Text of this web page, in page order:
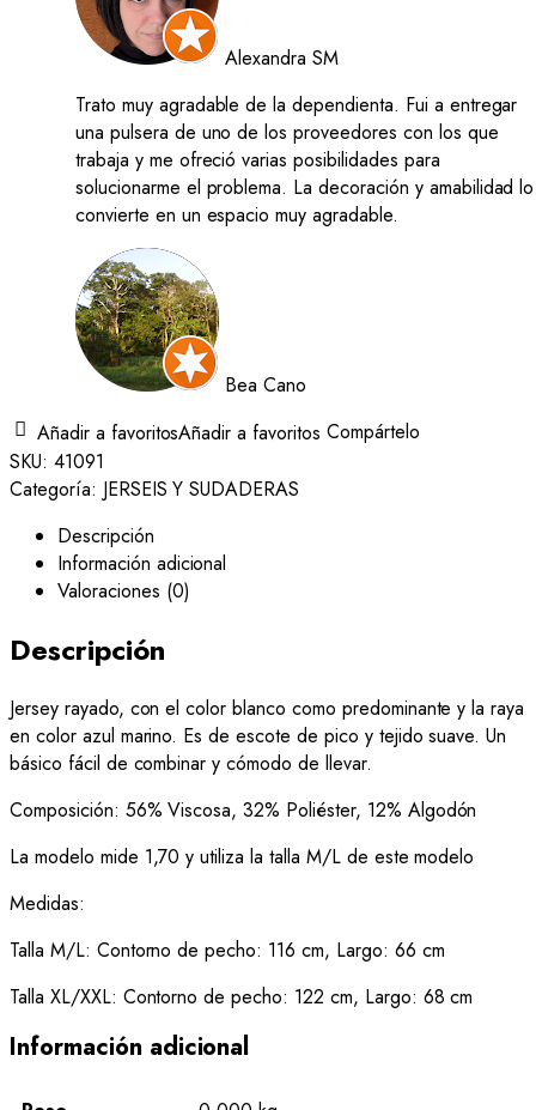
Alexandra SM
Trato muy agradable de la dependienta. Fui a entregar
una pulsera de uno de los proveedores con los que
trabaja y me ofreció varias posibilidades para
solucionarme el problema. La decoración y amabilidad lo
convierte en un espacio muy agradable.
Bea Cano
Añadir a favoritosAñadir a favoritos Compártelo
SKU: 41091
Categoría: JERSEIS Y SUDADERAS
Descripción
Información adicional
Valoraciones (0)
Descripción
Jersey rayado, con el color blanco como predominante y la raya
en color azul marino. Es de escote de pico y tejido suave. Un
básico fácil de combinar y cómodo de llevar.
Composición: 56% Viscosa, 32% Poliéster, 12% Algodón
La modelo mide 1,70 y utiliza la talla M/L de este modelo
Medidas:
Talla M/L: Contorno de pecho: 116 cm, Largo: 66 cm
Talla XL/XXL: Contorno de pecho: 122 cm, Largo: 68 cm
Información adicional